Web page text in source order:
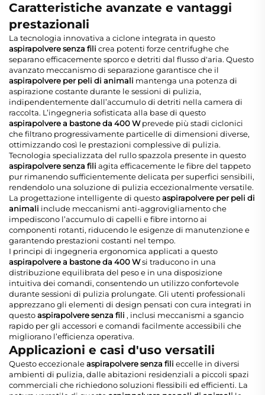
Caratteristiche avanzate e vantaggi
prestazionali
La tecnologia innovativa a ciclone integrata in questo
aspirapolvere senza fili crea potenti forze centrifughe che
separano efficacemente sporco e detriti dal flusso d'aria. Questo
avanzato meccanismo di separazione garantisce che il
aspirapolvere per peli di animali mantenga una potenza di
aspirazione costante durante le sessioni di pulizia,
indipendentemente dall’accumulo di detriti nella camera di
raccolta. L’ingegneria sofisticata alla base di questo
aspirapolvere a bastone da 400 Wprevede più stadi ciclonici
che filtrano progressivamente particelle di dimensioni diverse,
ottimizzando così le prestazioni complessive di pulizia.
Tecnologia specializzata del rullo spazzola presente in questo
aspirapolvere senza fili agita efficacemente le fibre del tappeto
pur rimanendo sufficientemente delicata per superfici sensibili,
rendendolo una soluzione di pulizia eccezionalmente versatile.
La progettazione intelligente di questoaspirapolvere per peli di
animali include meccanismi anti-aggrovigliamento che
impediscono l’accumulo di capelli e fibre intorno ai
componenti rotanti, riducendo le esigenze di manutenzione e
garantendo prestazioni costanti nel tempo.
I principi di ingegneria ergonomica applicati a questo
aspirapolvere a bastone da 400 Wsi traducono in una
distribuzione equilibrata del peso e in una disposizione
intuitiva dei comandi, consentendo un utilizzo confortevole
durante sessioni di pulizia prolungate. Gli utenti professionali
apprezzano gli elementi di design pensati con cura integrati in
questoaspirapolvere senza fili , inclusi meccanismi a sgancio
rapido per gli accessori e comandi facilmente accessibili che
migliorano l’efficienza operativa.
Applicazioni e casi d'uso versatili
Questo eccezionaleaspirapolvere senza fili eccelle in diversi
ambienti di pulizia, dalle abitazioni residenziali a piccoli spazi
commerciali che richiedono soluzioni flessibili ed efficienti. La